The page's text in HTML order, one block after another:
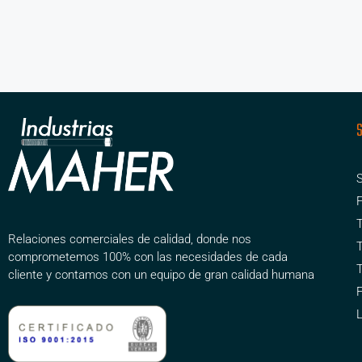
Relaciones comerciales de calidad, donde nos
comprometemos 100% con las necesidades de cada
cliente y contamos con un equipo de gran calidad humana